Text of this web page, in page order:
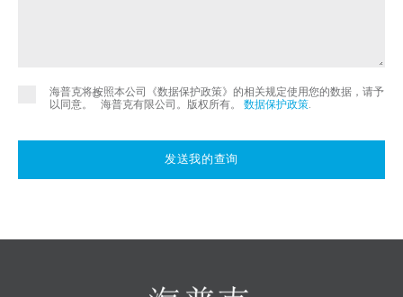
海普克将按照本公司《数据保护政策》的相关规定使用您的数据，请予
以同意。
©
海普克有限公司。版权所有。 数据保护政策
发送我的查询